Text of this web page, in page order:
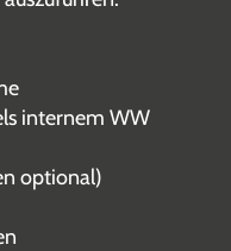
internem WW
optional)